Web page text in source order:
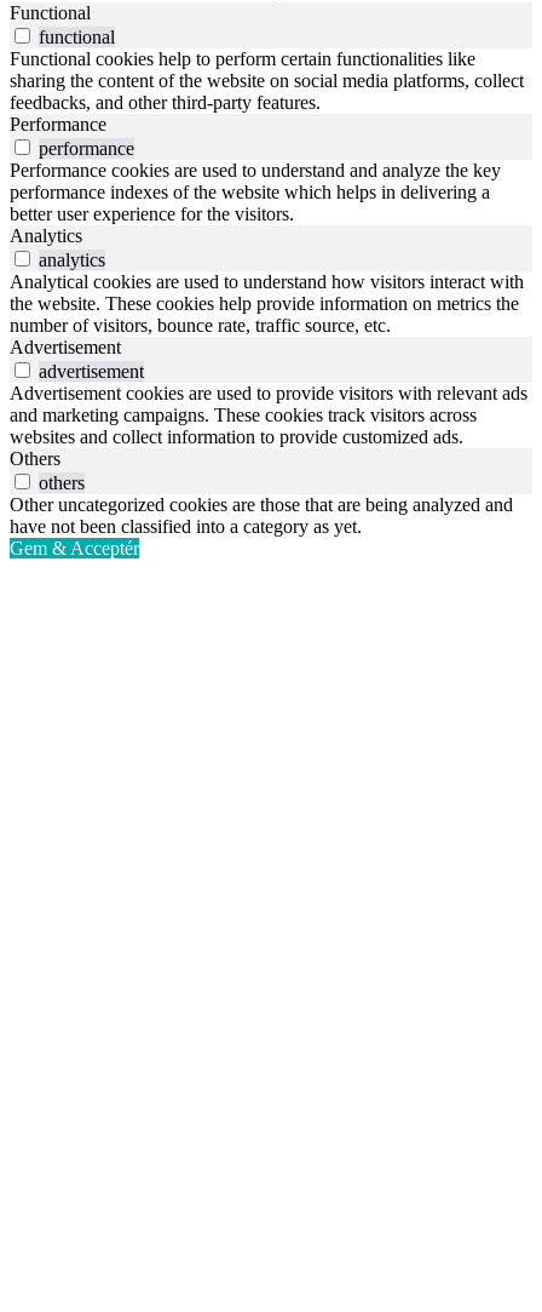
Functional
functional
Functional cookies help to perform certain functionalities like
sharing the content of the website on social media platforms, collect
feedbacks, and other third-party features.
Performance
performance
Performance cookies are used to understand and analyze the key
performance indexes of the website which helps in delivering a
better user experience for the visitors.
Analytics
analytics
Analytical cookies are used to understand how visitors interact with
the website. These cookies help provide information on metrics the
number of visitors, bounce rate, traffic source, etc.
Advertisement
advertisement
Advertisement cookies are used to provide visitors with relevant ads
and marketing campaigns. These cookies track visitors across
websites and collect information to provide customized ads.
Others
others
Other uncategorized cookies are those that are being analyzed and
have not been classified into a category as yet.
Gem & Acceptér